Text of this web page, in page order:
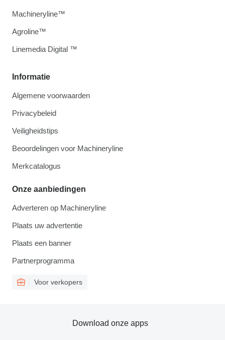
Informatie
Algemene voorwaarden
Privacybeleid
Veiligheidstips
Beoordelingen voor Machineryline
Merkcatalogus
Onze aanbiedingen
Adverteren op Machineryline
Plaats uw advertentie
Plaats een banner
Partnerprogramma
Voor verkopers
Machineryline™
Agroline™
Linemedia Digital ™
Download onze apps